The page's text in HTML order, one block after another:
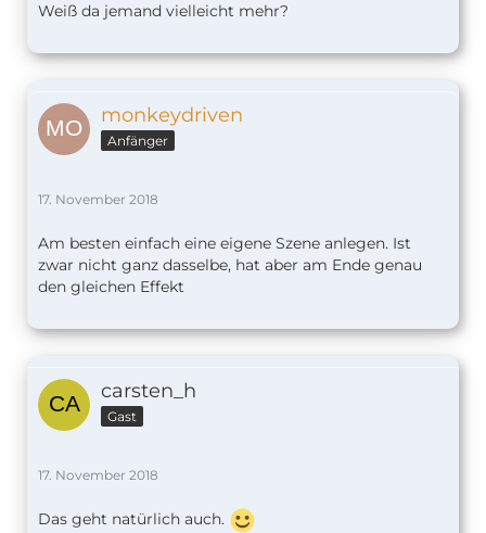
Weiß da jemand vielleicht mehr?
monkeydriven
Anfänger
17. November 2018
Am besten einfach eine eigene Szene anlegen. Ist
zwar nicht ganz dasselbe, hat aber am Ende genau
den gleichen Effekt
carsten_h
Gast
17. November 2018
Das geht natürlich auch.